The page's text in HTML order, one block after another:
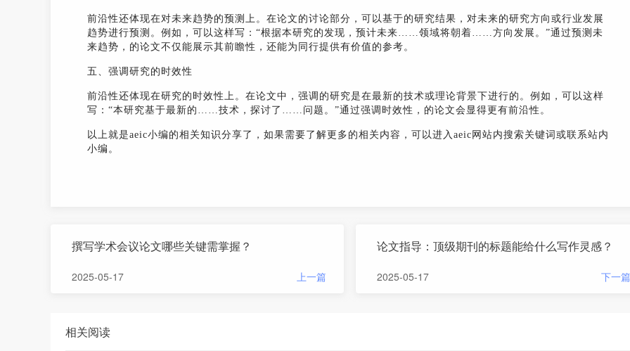
前沿性还体现在对未来趋势的预测上。在论文的讨论部分，可以基于的研究结果，对未来的研究方向或行业发展
趋势进行预测。例如，可以这样写：“根据本研究的发现，预计未来……领域将朝着……方向发展。”通过预测未
来趋势，的论文不仅能展示其前瞻性，还能为同行提供有价值的参考。
五、强调研究的时效性
前沿性还体现在研究的时效性上。在论文中，强调的研究是在最新的技术或理论背景下进行的。例如，可以这样
写：“本研究基于最新的……技术，探讨了……问题。”通过强调时效性，的论文会显得更有前沿性。
以上就是aeic小编的相关知识分享了，如果需要了解更多的相关内容，可以进入aeic网站内搜索关键词或联系站内
小编。
撰写学术会议论文哪些关键需掌握？
2025-05-17 上一篇
论文指导：‌顶级期刊的标题能给什么写作灵感？
2025-05-17 下一篇
相关阅读